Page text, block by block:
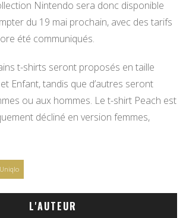
Nintendo sera donc disponible
du 19 mai prochain, avec des tarifs
été communiqués.
t-shirts seront proposés en taille
Enfant, tandis que d’autres seront
ou aux hommes. Le t-shirt Peach est
décliné en version femmes,
Uniqlo
L'AUTEUR